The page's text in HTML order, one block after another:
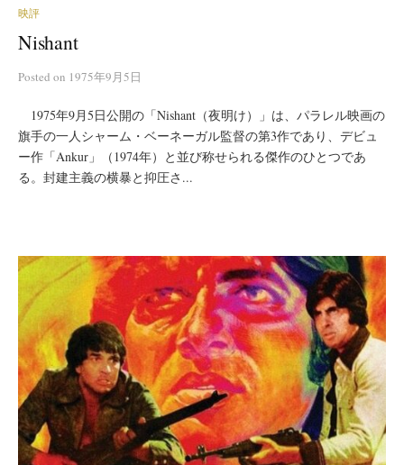
映評
Nishant
Posted on 1975年9月5日
1975年9月5日公開の「Nishant（夜明け）」は、パラレル映画の
旗手の一人シャーム・ベーネーガル監督の第3作であり、デビュ
ー作「Ankur」（1974年）と並び称せられる傑作のひとつであ
る。封建主義の横暴と抑圧さ...